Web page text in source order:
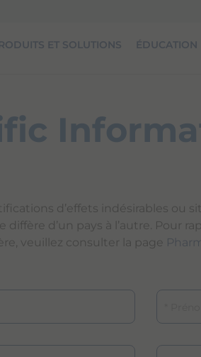
ET SOLUTIONS ÉDUCATION
d’effets indésirables ou
diffère d’un pays à l’autre. Pour
veuillez consulter la page
Prénom
Ville